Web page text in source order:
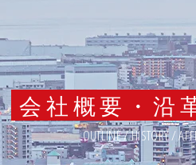
会社概要・沿
OUTLINE / HISTORY /